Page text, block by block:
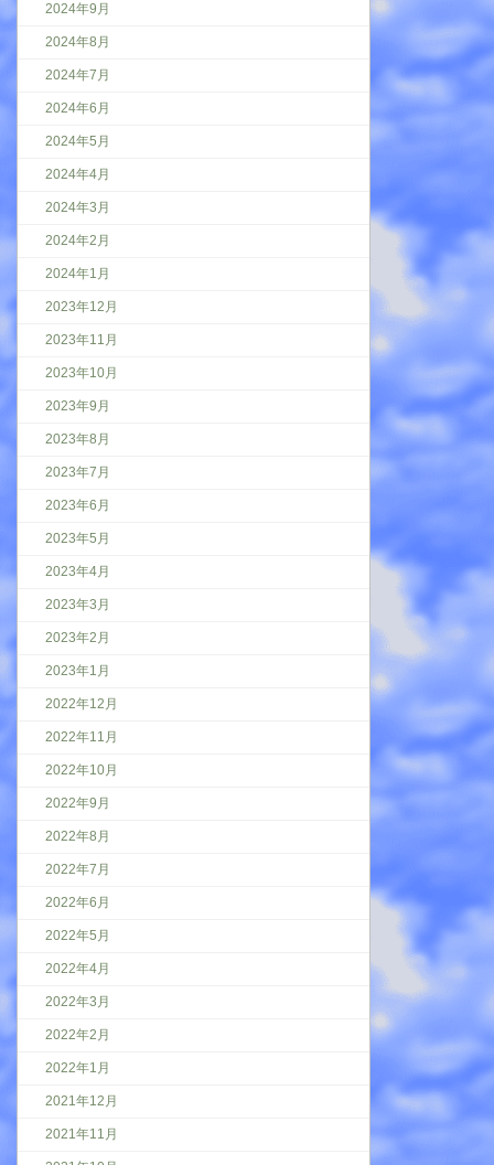
2024年9月
2024年8月
2024年7月
2024年6月
2024年5月
2024年4月
2024年3月
2024年2月
2024年1月
2023年12月
2023年11月
2023年10月
2023年9月
2023年8月
2023年7月
2023年6月
2023年5月
2023年4月
2023年3月
2023年2月
2023年1月
2022年12月
2022年11月
2022年10月
2022年9月
2022年8月
2022年7月
2022年6月
2022年5月
2022年4月
2022年3月
2022年2月
2022年1月
2021年12月
2021年11月